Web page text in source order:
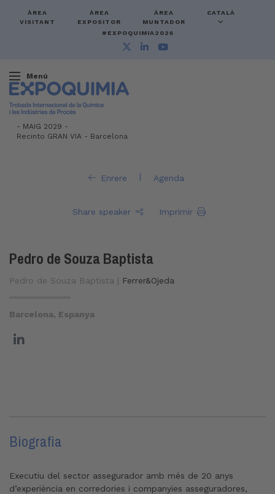
ÀREA
VISITANT
ÀREA
EXPOSITOR
ÀREA
MUNTADOR
CATALÀ
#EXPOQUIMIA2026
Menú
- MAIG 2029 -
Recinto GRAN VIA - Barcelona
Enrere | Agenda
Share speaker Imprimir
Pedro de Souza Baptista
Pedro de Souza Baptista | Ferrer&Ojeda
Barcelona, Espanya
Biografia
Executiu del sector assegurador amb més de 20 anys
d’experiència en corredories i companyies asseguradores,